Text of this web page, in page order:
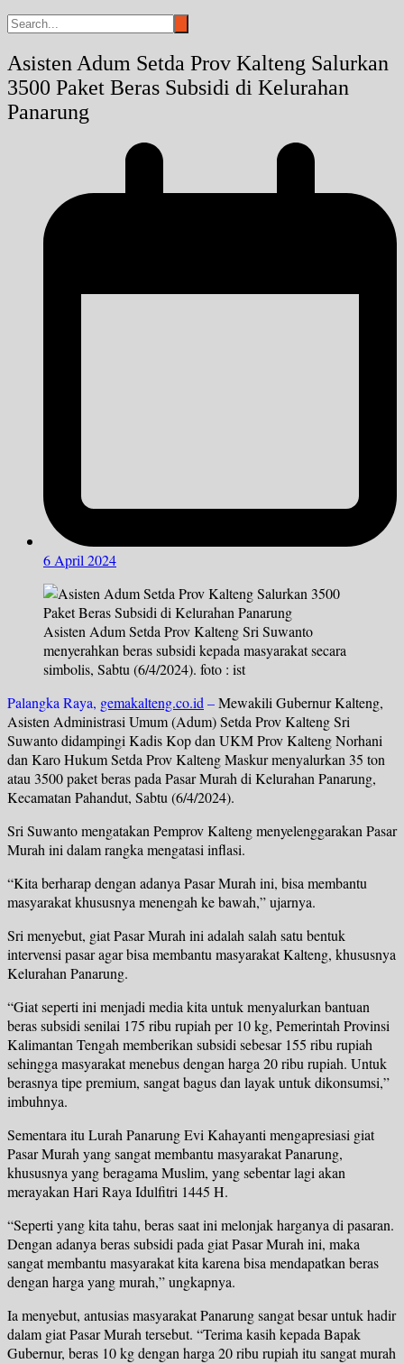
Asisten Adum Setda Prov Kalteng Salurkan
3500 Paket Beras Subsidi di Kelurahan
Panarung
6 April 2024
Asisten Adum Setda Prov Kalteng Sri Suwanto
menyerahkan beras subsidi kepada masyarakat secara
simbolis, Sabtu (6/4/2024). foto : ist
Palangka Raya, gemakalteng.co.id–Mewakili Gubernur Kalteng,
Asisten Administrasi Umum (Adum) Setda Prov Kalteng Sri
Suwanto didampingi Kadis Kop dan UKM Prov Kalteng Norhani
dan Karo Hukum Setda Prov Kalteng Maskur menyalurkan 35 ton
atau 3500 paket beras pada Pasar Murah di Kelurahan Panarung,
Kecamatan Pahandut, Sabtu (6/4/2024).
Sri Suwanto mengatakan Pemprov Kalteng menyelenggarakan Pasar
Murah ini dalam rangka mengatasi inflasi.
“Kita berharap dengan adanya Pasar Murah ini, bisa membantu
masyarakat khususnya menengah ke bawah,” ujarnya.
Sri menyebut, giat Pasar Murah ini adalah salah satu bentuk
intervensi pasar agar bisa membantu masyarakat Kalteng, khususnya
Kelurahan Panarung.
“Giat seperti ini menjadi media kita untuk menyalurkan bantuan
beras subsidi senilai 175 ribu rupiah per 10 kg, Pemerintah Provinsi
Kalimantan Tengah memberikan subsidi sebesar 155 ribu rupiah
sehingga masyarakat menebus dengan harga 20 ribu rupiah. Untuk
berasnya tipe premium, sangat bagus dan layak untuk dikonsumsi,”
imbuhnya.
Sementara itu Lurah Panarung Evi Kahayanti mengapresiasi giat
Pasar Murah yang sangat membantu masyarakat Panarung,
khususnya yang beragama Muslim, yang sebentar lagi akan
merayakan Hari Raya Idulfitri 1445 H.
“Seperti yang kita tahu, beras saat ini melonjak harganya di pasaran.
Dengan adanya beras subsidi pada giat Pasar Murah ini, maka
sangat membantu masyarakat kita karena bisa mendapatkan beras
dengan harga yang murah,” ungkapnya.
Ia menyebut, antusias masyarakat Panarung sangat besar untuk hadir
dalam giat Pasar Murah tersebut. “Terima kasih kepada Bapak
Gubernur, beras 10 kg dengan harga 20 ribu rupiah itu sangat murah